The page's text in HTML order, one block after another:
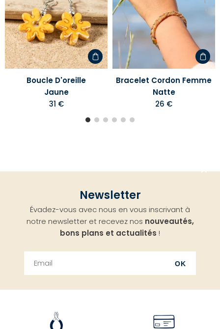
à
votre
liste
d'envies
Boucle D'oreille
Jaune
31 €
votre
Bracelet Cordon Femme
Natte
26 €
Newsletter
Évadez-vous avec nous en vous inscrivant à
notre newsletter et recevez nos nouveautés,
bons plans et actualités !
OK